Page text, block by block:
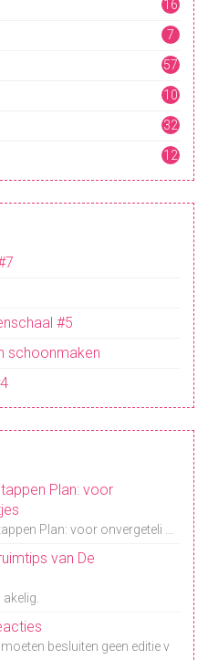
16
7
57
10
4
32
12
#5
schoonmaken
Plan: voor
Plan: voor onvergeteli ...
van De
besluiten geen editie v